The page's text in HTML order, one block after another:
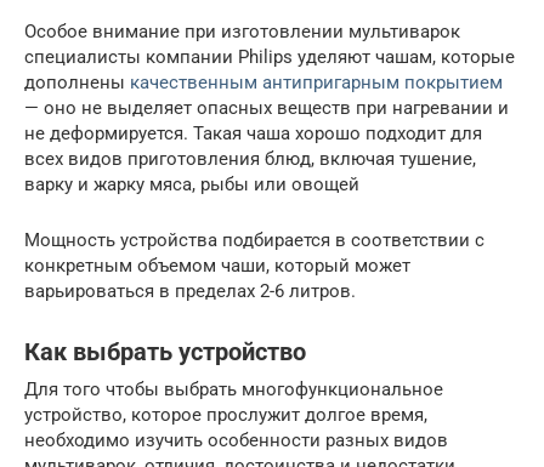
Особое внимание при изготовлении мультиварок
специалисты компании Philips уделяют чашам, которые
дополнены качественным антипригарным покрытием
— оно не выделяет опасных веществ при нагревании и
не деформируется. Такая чаша хорошо подходит для
всех видов приготовления блюд, включая тушение,
варку и жарку мяса, рыбы или овощей
Мощность устройства подбирается в соответствии с
конкретным объемом чаши, который может
варьироваться в пределах 2-6 литров.
Как выбрать устройство
Для того чтобы выбрать многофункциональное
устройство, которое прослужит долгое время,
необходимо изучить особенности разных видов